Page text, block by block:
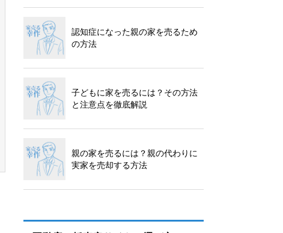
認知症になった親の家を売るため
の方法
子どもに家を売るには？その方法
と注意点を徹底解説
親の家を売るには？親の代わりに
実家を売却する方法